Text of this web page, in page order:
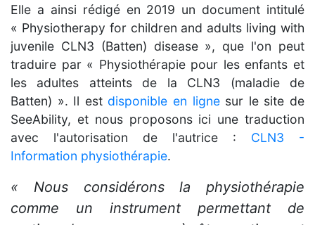
Elle a ainsi rédigé en 2019 un document intitulé
« Physiotherapy for children and adults living with
juvenile CLN3 (Batten) disease », que l'on peut
traduire par « Physiothérapie pour les enfants et
les adultes atteints de la CLN3 (maladie de
Batten) ». Il est disponible en lignesur le site de
SeeAbility, et nous proposons ici une traduction
avec l'autorisation de l'autrice : CLN3 -
Information physiothérapie.
« Nous considérons la physiothérapie
comme un instrument permettant de